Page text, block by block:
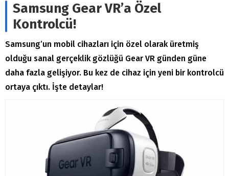
Samsung Gear VR’a Özel
Kontrolcü!
Samsung’un mobil cihazları için özel olarak üretmiş
olduğu sanal gerçeklik gözlüğü Gear VR günden güne
daha fazla gelişiyor. Bu kez de cihaz için yeni bir kontrolcü
ortaya çıktı. İşte detaylar!